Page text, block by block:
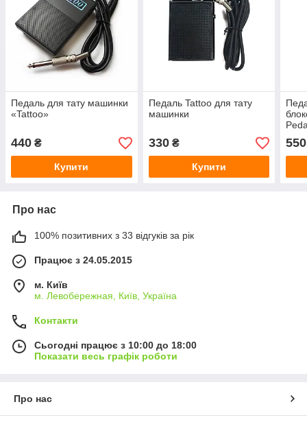
Педаль для тату машинки
«Tattoo»
440 ₴
Купити
Педаль Tattoo для тату
машинки
330₴
Купити
550
Про нас
100% позитивних з 33 відгуків за рік
Працює з 24.05.2015
м. Київ
м. Левобережная, Київ, Україна
Контакти
Сьогодні працює з 10:00 до 18:00
Показати весь графік роботи
Про нас